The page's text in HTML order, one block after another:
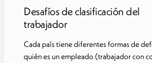
Desafíos de clasificación del
trabajador
Cada país tiene diferentes formas de
quién es un empleado (trabajador con